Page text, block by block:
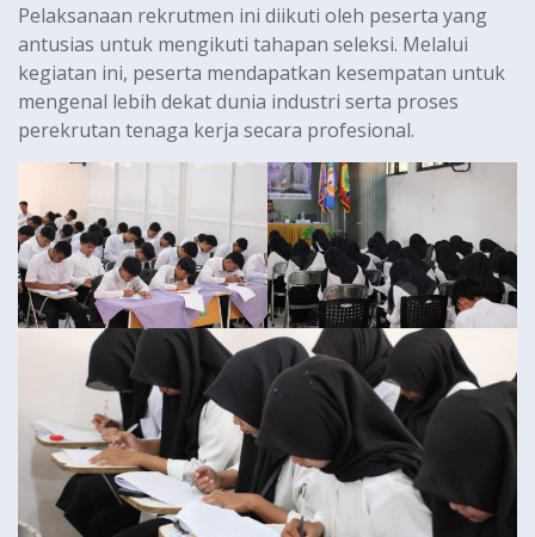
Pelaksanaan rekrutmen ini diikuti oleh peserta yang
antusias untuk mengikuti tahapan seleksi. Melalui
kegiatan ini, peserta mendapatkan kesempatan untuk
mengenal lebih dekat dunia industri serta proses
perekrutan tenaga kerja secara profesional.